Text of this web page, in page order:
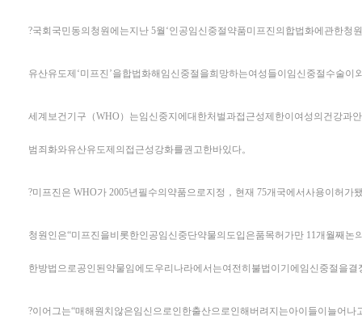
?국회국민동의청원에는지난 5월‘인공임신중절약품미프진의합법화에관한청
유산유도제‘미프진’을합법화해임신중절을희망하는여성들이임신중절수술
세계보건기구（WHO）는임신중지에대한처벌과접근성제한이여성의건강과
범죄화와유산유도제의접근성강화를권고한바있다。
?미프진은 WHO가 2005년필수의약품으로지정，현재 75개국에서사용이허
청원인은“미프진을비롯한인공임신중단약물의도입은품목허가만 11개월째
한방법으로공인된약물임에도우리나라에서는여전히불법이기에임신중절을
?이어그는“매해원치않은임신으로인한출산으로인해버려지는아이들이늘어